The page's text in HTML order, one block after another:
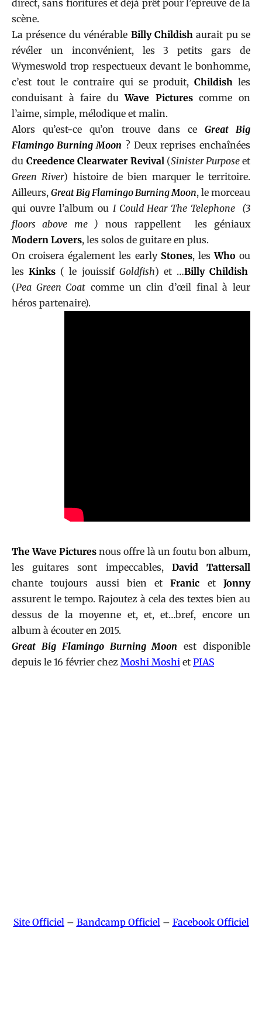
direct, sans fioritures et déjà prêt pour l’épreuve de la
scène.
La présence du vénérable Billy Childishaurait pu se
révéler un inconvénient, les 3 petits gars de
Wymeswold trop respectueux devant le bonhomme,
c’est tout le contraire qui se produit, Childish les
conduisant à faire duWave Picturescomme on
l’aime, simple, mélodique et malin.
Alors qu’est-ce qu’on trouve dans ce Great Big
Flamingo Burning Moon ? Deux reprises enchaînées
du Creedence Clearwater Revival(Sinister Purposeet
Green River) histoire de bien marquer le territoire.
Ailleurs, Great Big Flamingo Burning Moon, le morceau
qui ouvre l’album ou I Could Hear The Telephone (3
floors above
me ) nous rappellent les géniaux
Modern Lovers, les solos de guitare en plus.
On croisera également les early Stones, lesWho ou
lesKinks ( le jouissif Goldfish) et …Billy Childish
(Pea Green Coat comme un clin d’œil final à leur
héros partenaire).
The Wave Pictures nous offre là un foutu bon album,
les guitares sont impeccables, David Tattersall
chante toujours aussi bien etFranic etJonny
assurent le tempo. Rajoutez à cela des textes bien au
dessus de la moyenne et, et, et…bref, encore un
album à écouter en 2015.
Great Big Flamingo Burning Moon est disponible
depuis le 16 février chez Moshi Moshi et PIAS
Site Officiel– Bandcamp Officiel– Facebook Officiel